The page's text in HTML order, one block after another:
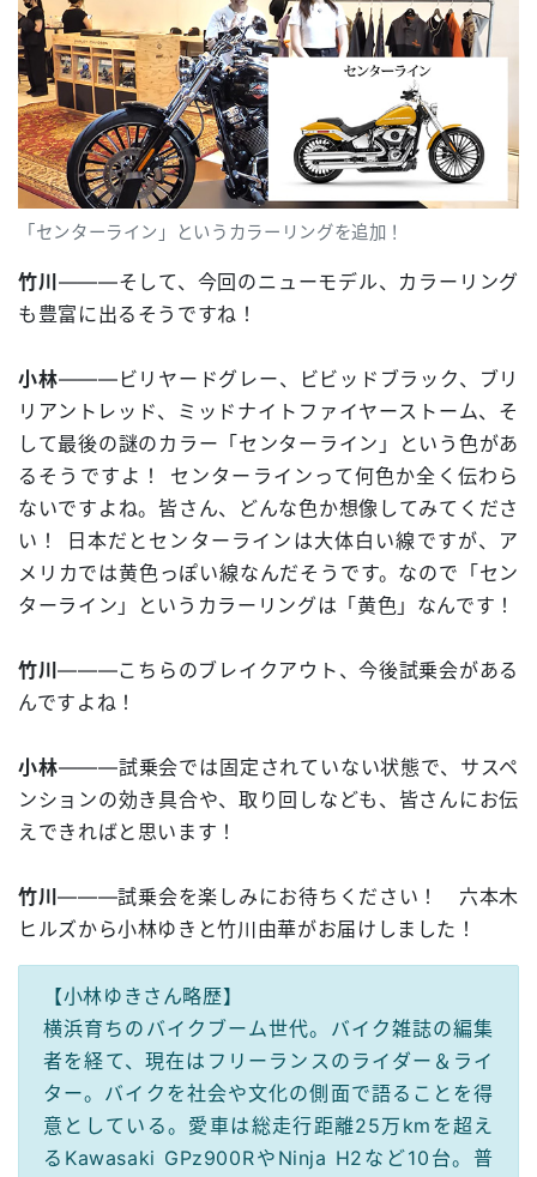
「センターライン」というカラーリングを追加！
竹川 ―――そして、今回のニューモデル、カラーリング
も豊富に出るそうですね！
小林―――ビリヤードグレー、ビビッドブラック、ブリ
リアントレッド、ミッドナイトファイヤーストーム、そ
して最後の謎のカラー「センターライン」という色があ
るそうですよ！ センターラインって何色か全く伝わら
ないですよね。皆さん、どんな色か想像してみてくださ
い！ 日本だとセンターラインは大体白い線ですが、ア
メリカでは黄色っぽい線なんだそうです。なので「セン
ターライン」というカラーリングは「黄色」なんです！
竹川―――こちらのブレイクアウト、今後試乗会がある
んですよね！
小林―――試乗会では固定されていない状態で、サスペ
ンションの効き具合や、取り回しなども、皆さんにお伝
えできればと思います！
竹川―――試乗会を楽しみにお待ちください！ 六本木
ヒルズから小林ゆきと竹川由華がお届けしました！
【小林ゆきさん略歴】
横浜育ちのバイクブーム世代。バイク雑誌の編集
者を経て、現在はフリーランスのライダー＆ライ
ター。バイクを社会や文化の側面で語ることを得
意としている。愛車は総走行距離25万kmを超え
るKawasaki GPz900RやNinja H2など10台。普